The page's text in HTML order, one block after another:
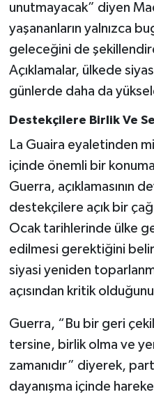
unutmayacak” diyen
yaşananların yalnızca
geleceğini de
Açıklamalar, ülkede
günlerde daha da
Destekçilere Birlik Ve
La Guaira eyaletinden
içinde önemli bir
Guerra, açıklamasının
destekçilere açık bir
Ocak tarihlerinde ülke
edilmesi gerektiğini
siyasi yeniden
açısından kritik
Guerra, “Bu bir geri
tersine, birlik olma ve
zamanıdır” diyerek,
dayanışma içinde